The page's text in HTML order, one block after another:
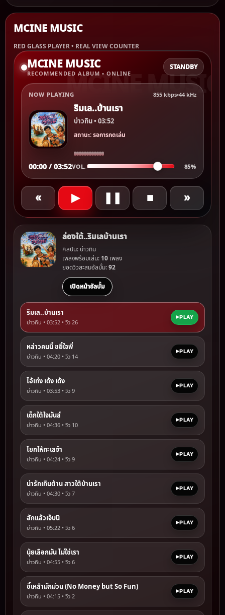
MCINE MUSIC
RED GLASS PLAYER • REAL VIEW COUNTER
MCINE MUSIC
RECOMMENDED ALBUM • ONLINE
STANDBY
NOW PLAYING 855 kbps•44 kHz
ริมเล..บ้านเรา
บ่าวทิน • 03:52
สถานะ: รอการกดเล่น
00:00 / 03:52VOL. 85%
« ▶ ■ »
ล่องใต้..ริมเลบ้านเรา
ศิลปิน: บ่าวทิน
เพลงพร้อมเล่น: 10 เพลง
ยอดวิวสะสมอัลบั้ม:92
เปิดหน้าอัลบั้ม
ริมเล..บ้านเรา
บ่าวทิน • 03:52 • วิว 26
PLAY
หล่าวคนนี้ ขยี้ใจพี่
บ่าวทิน • 04:20 • วิว 14
PLAY
ไอ้เท่ง เด้ง เด้ง
บ่าวทิน • 03:53 • วิว 9
PLAY
เด็กใต้ใจมันส์
บ่าวทิน • 04:36 • วิว 10
PLAY
โยกให้ทะเลจำ
บ่าวทิน • 04:24 • วิว 9
PLAY
น่ารักเกินต้าน สาวใต้บ้านเรา
บ่าวทิน • 04:30 • วิว 7
PLAY
ฮักแล้วเจ็บนิ
บ่าวทิน • 05:22 • วิว 6
PLAY
นุ้ยเลือกมัน ไม่ใช่เรา
บ่าวทิน • 04:55 • วิว 6
PLAY
ขี้เหล้ามักม่วน (No Money but So Fun)
บ่าวทิน • 04:15 • วิว 2
PLAY